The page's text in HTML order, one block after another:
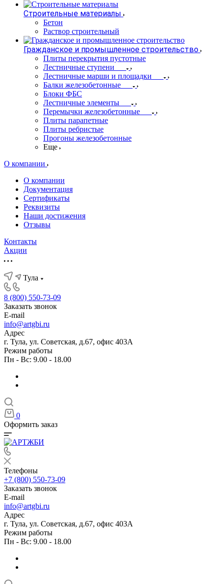
Строительные материалы
Бетон
Раствор строительный
Гражданское и промышленное строительство
Плиты перекрытия пустотные
Лестничные ступени
Лестничные марши и площадки
Балки железобетонные
Блоки ФБС
Лестничные элементы
Перемычки железобетонные
Плиты парапетные
Плиты ребристые
Прогоны железобетонные
Еще
О компании
О компании
Документация
Сертификаты
Реквизиты
Наши достижения
Отзывы
Контакты
Акции
Тула
8 (800) 550-73-09
Заказать звонок
E-mail
info@artgbi.ru
Адрес
г. Тула, ул. Советская, д.67, офис 403А
Режим работы
Пн - Вс: 9.00 - 18.00
0
Оформить заказ
Телефоны
+7 (800) 550-73-09
Заказать звонок
E-mail
info@artgbi.ru
Адрес
г. Тула, ул. Советская, д.67, офис 403А
Режим работы
Пн - Вс: 9.00 - 18.00